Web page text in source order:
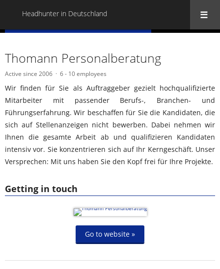
Headhunter in Deutschland
Getting in touch
Go to website »
Thomann Personalberatung
Active since 2006 6 - 10 employees
Wir finden für Sie als Auftraggeber gezielt hochqualifizierte
Mitarbeiter mit passender Berufs-, Branchen- und
Führungserfahrung. Wir beschaffen für Sie die Kandidaten, die
sich auf Stellenanzeigen nicht bewerben. Dabei nehmen wir
Ihnen die gesamte Arbeit ab und qualifizieren Kandidaten
intensiv vor. Sie konzentrieren sich auf Ihr Kerngeschäft. Unser
Versprechen: Mit uns haben Sie den Kopf frei für Ihre Projekte.